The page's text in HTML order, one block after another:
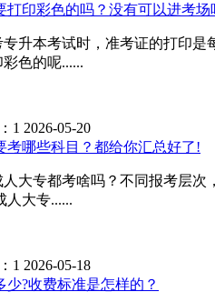
印彩色的吗？没有可以进考场
升本考试时，准考证的打印
色的呢......
1 2026-05-20
考哪些科目？都给你汇总好了!
专都考啥吗？不同报考层次
大专......
1 2026-05-18
?收费标准是怎样的？